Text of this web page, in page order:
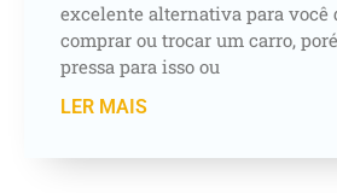
excelente alternativa para você
comprar ou trocar um carro,
pressa para isso ou
LER MAIS